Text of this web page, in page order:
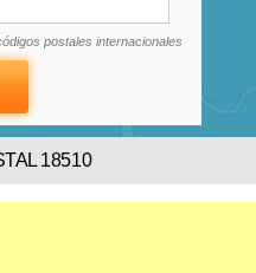
postales internacionales
18510